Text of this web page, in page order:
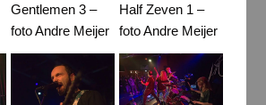
Gentlemen 3 –
foto Andre Meijer
Half Zeven 1 –
foto Andre Meijer